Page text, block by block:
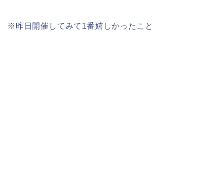
※昨日開催してみて1番嬉しかったこと